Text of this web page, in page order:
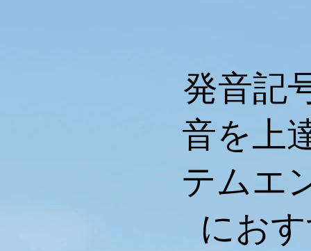
発音記
音を上
テムエ
にお